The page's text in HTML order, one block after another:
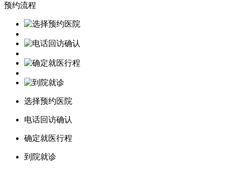
预约流程
选择预约医院
电话回访确认
确定就医行程
到院就诊